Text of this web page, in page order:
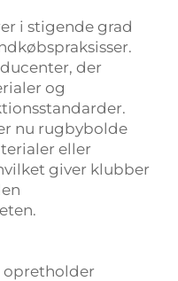
i stigende grad
der
og
nu rugbybolde
eller
giver klubber
opretholder